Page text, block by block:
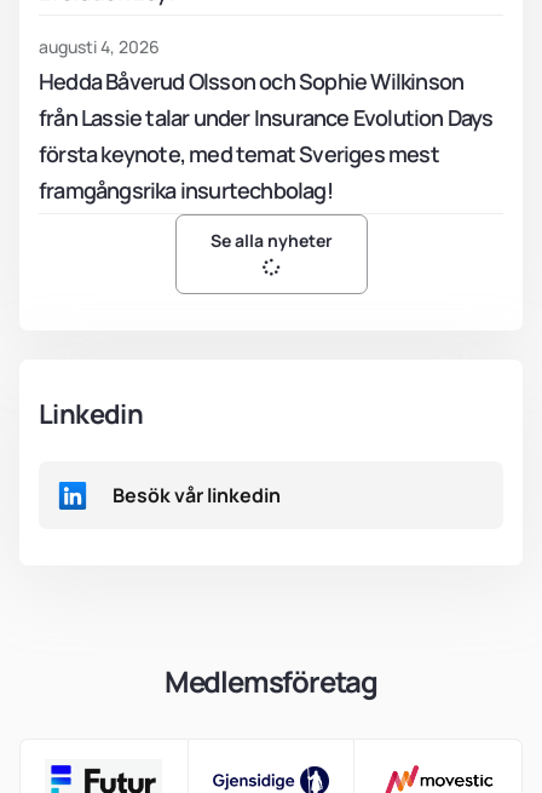
Hedda Båverud Olsson och Sophie Wilkinson
från Lassie talar under Insurance Evolution Days
första keynote, med temat Sveriges mest
framgångsrika insurtechbolag!
augusti 4, 2026
Se alla nyheter
Linkedin
Besök vår linkedin
Medlemsföretag